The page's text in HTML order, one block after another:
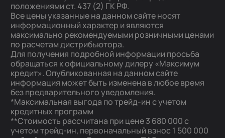
положениями ст. 437 (2) ГК РФ.
Все цены указанные на данном сайте носят
информационный характер и являются
максимально рекомендуемыми розничными ценами
по расчетам дистрибьютора.
Для получения подробной информации просьба
обращаться к официальному дилеру «Максимум
кредит». Опубликованная на данном сайте
информация может быть изменена в любое время
без предварительного уведомления.
*Максимальная выгода по трейд-ин с учетом
кредитных программ
**Стоимость рассчитана при цене 3 680 000 с
учетом трейд-ин, первоначальный взнос 1 500 000